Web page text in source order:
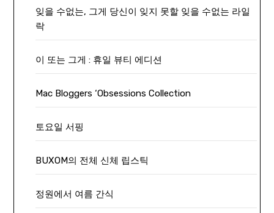
잊을 수없는, 그게 당신이 잊지 못할 잊을 수없는 라일
락
이 또는 그게 : 휴일 뷰티 에디션
Mac Bloggers ‘Obsessions Collection
토요일 서핑
BUXOM의 전체 신체 립스틱
정원에서 여름 간식